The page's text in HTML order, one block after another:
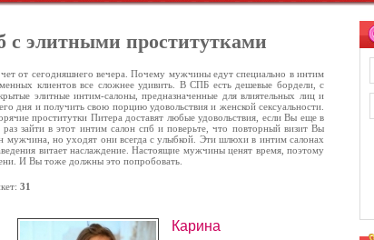
элитными проститутками
от сегодняшнего вечера. Почему мужчины едут специально в интим
клиентов все сложнее удивить. В СПБ есть дешевые бордели, с
элитные интим-салоны, предназначенные для влиятельных лиц и
дня и получить свою порцию удовольствия и женской сексуальности.
проститутки Питера доставят любые удовольствия, если Вы еще в
зайти в этот интим салон спб и поверьте, что повторный визит Вы
мужчина, но уходят они всегда с улыбкой. Эти шлюхи в интим салонах
витает наслаждение. Настоящие мужчины ценят время, поэтому
И Вы тоже должны это попробовать.
31
Карина